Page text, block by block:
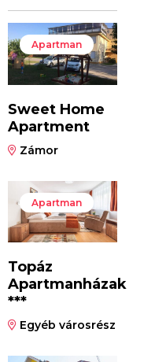
Apartman
Sweet Home
Apartment
Zámor
Apartman
Topáz
Apartmanházak
***
Egyéb városrész